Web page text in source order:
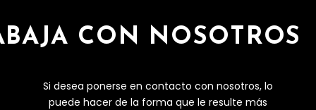
CON NOSOTROS
Si desea ponerse en contacto con nosotros, lo
puede hacer de la forma que le resulte más